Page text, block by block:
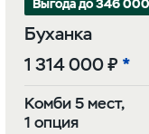
Выгода до 346
Буханка
1 314 000 ₽
Комби 5 мест,
1 опция